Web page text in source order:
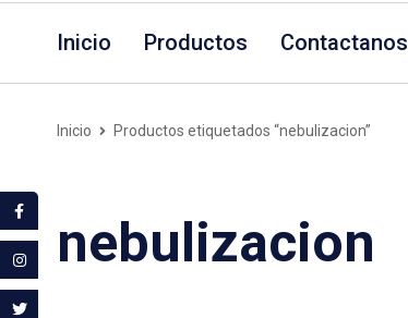
Inicio Productos Contactanos
Inicio Productos etiquetados “nebulizacion”
nebulizacion